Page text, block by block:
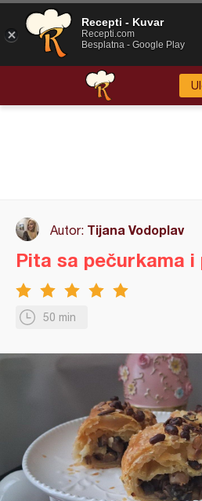
Autor: Tijana Vodoplav
50 min
Pita sa pečurkama i
Recepti - Kuvar
Recepti.com
Besplatna - Google Play